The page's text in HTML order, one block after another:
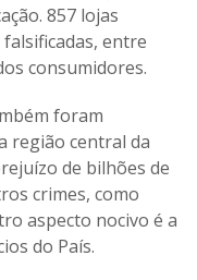
857 lojas
entre
consumidores.
foram
região central da
de bilhões de
crimes, como
aspecto nocivo é a
do País.